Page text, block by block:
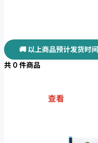
🚚 以上商品预计发货时间
共 0 件商品
查看